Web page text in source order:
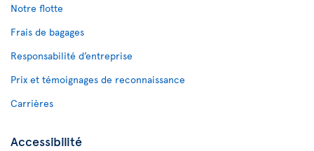
Notre flotte
Frais de bagages
Responsabilité d’entreprise
Prix et témoignages de reconnaissance
Carrières
Accessibilité